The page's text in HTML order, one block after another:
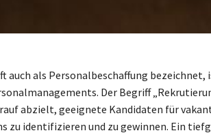
auch als Personalbeschaffung
Der Begriff
abzielt, geeignete Kandidaten für
zu identifizieren und zu gewinnen. Ein